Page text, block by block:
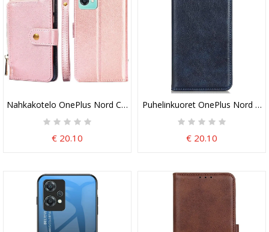
Nahkakotelo OnePlus Nord CE 2 Lite 5G Edessä Kolikkolaukku Ja
€ 20.10
Puhelinkuoret OnePlus Nord
€ 20.10